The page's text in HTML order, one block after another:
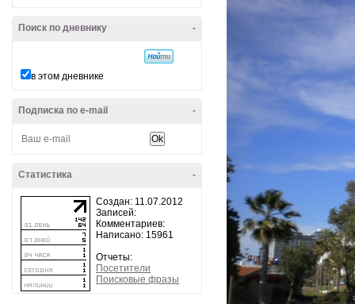
-
Поиск по дневнику
в этом дневнике
-
Подписка по e-mail
-
Статистика
Создан: 11.07.2012
Записей:
Комментариев:
Написано: 15961
Отчеты:
Посетители
Поисковые фразы